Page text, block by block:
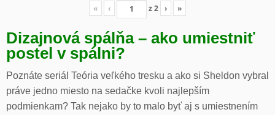
« ‹ z2 › »
Dizajnová spálňa – ako umiestniť
postel v spálni?
Poznáte seriál Teória veľkého tresku a ako si Sheldon vybral
práve jedno miesto na sedačke kvoli najlepším
podmienkam? Tak nejako by to malo byť aj s umiestnením